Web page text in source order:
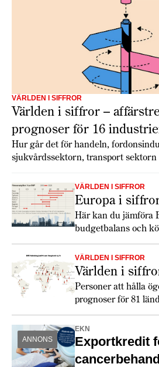
VÄRLDEN I SIFFROR
Världen i siffror –
prognoser för 16
Hur går det för handeln,
sjukvårdssektorn, transport sektorn
16 branscher som ger en inblick i
möjligheter.
VÄRLDEN I SIFFROR
Europa i
Här kan du jämföra
budgetbalans och
något 2026, och
snabbare än
konsumenterna
hålla hårt i
förändringen 2026 är
försvarsanslagen
politiska klyftan
får europeiska
europeiska
VÄRLDEN I SIFFROR
Världen i
Personer att hålla
prognoser för 81
ANNONS
EKN
Exportkredit